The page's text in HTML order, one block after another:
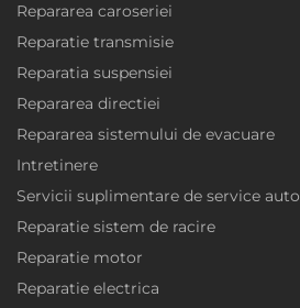
Repararea caroseriei
Reparatie transmisie
Reparatia suspensiei
Repararea directiei
Repararea sistemului de evacuare
Intretinere
Servicii suplimentare de service auto
Reparatie sistem de racire
Reparatie motor
Reparatie electrica